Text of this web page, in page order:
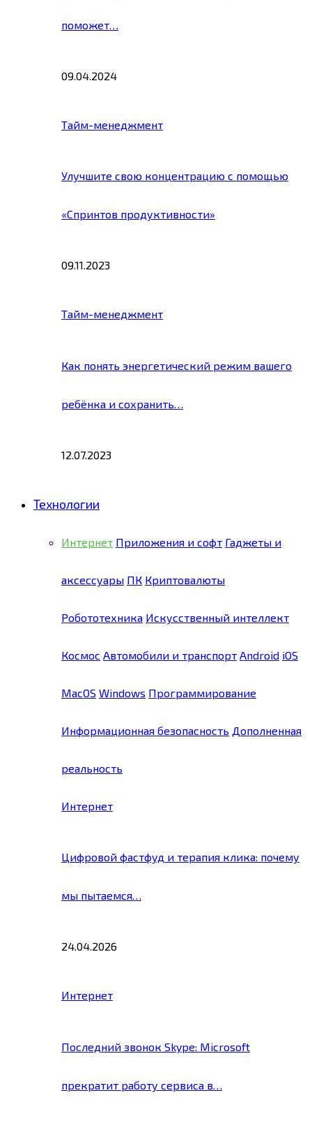
поможет…
09.04.2024
Тайм-менеджмент
Улучшите свою концентрацию с помощью
«Спринтов продуктивности»
09.11.2023
Тайм-менеджмент
Как понять энергетический режим вашего
ребёнка и сохранить…
12.07.2023
Технологии
Интернет Приложения и софт Гаджеты и
аксессуары ПК Криптовалюты
Робототехника Искусственный интеллект
Космос Автомобили и транспорт Android iOS
MacOS Windows Программирование
Информационная безопасность Дополненная
реальность
Интернет
Цифровой фастфуд и терапия клика: почему
мы пытаемся…
24.04.2026
Интернет
Последний звонок Skype: Microsoft
прекратит работу сервиса в…